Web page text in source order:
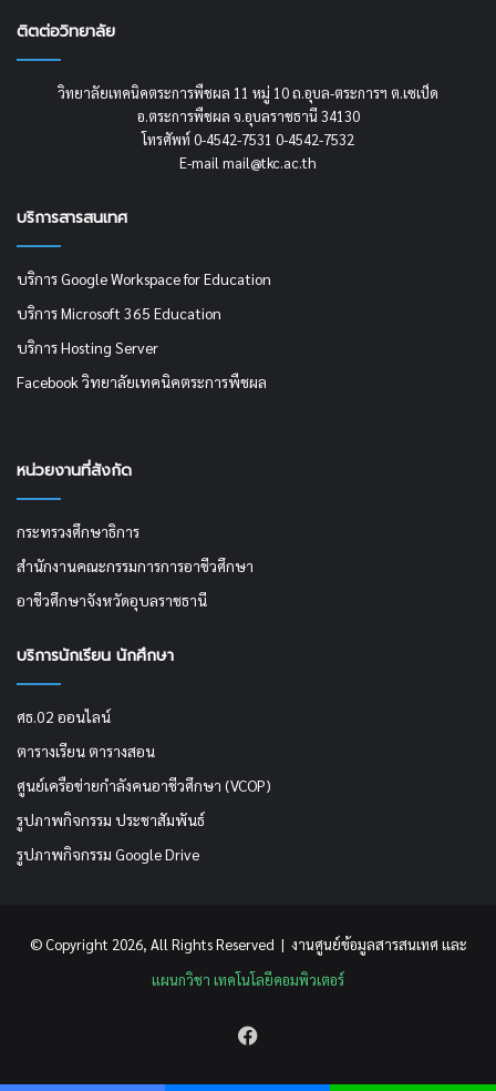
ติตต่อวิทยาลัย
วิทยาลัยเทคนิคตระการพืชผล 11 หมู่ 10 ถ.อุบล-ตระการฯ ต.เซเป็ด
อ.ตระการพืชผล จ.อุบลราชธานี 34130
โทรศัพท์ 0-4542-7531 0-4542-7532
E-mail mail@tkc.ac.th
บริการสารสนเทศ
บริการ Google Workspace for Education
บริการ Microsoft 365 Education
บริการ Hosting Server
Facebook วิทยาลัยเทคนิคตระการพืชผล
หน่วยงานที่สังกัด
กระทรวงศึกษาธิการ
สำนักงานคณะกรรมการการอาชีวศึกษา
อาชีวศึกษาจังหวัดอุบลราชธานี
บริการนักเรียน นักศึกษา
ศธ.02 ออนไลน์
ตารางเรียน ตารางสอน
ศูนย์เครือข่ายกำลังคนอาชีวศึกษา (VCOP)
รูปภาพกิจกรรม ประชาสัมพันธ์
รูปภาพกิจกรรม Google Drive
© Copyright 2026, All Rights Reserved | งานศูนย์ข้อมูลสารสนเทศ เเละ
แผนกวิชา เทคโนโลยีคอมพิวเตอร์